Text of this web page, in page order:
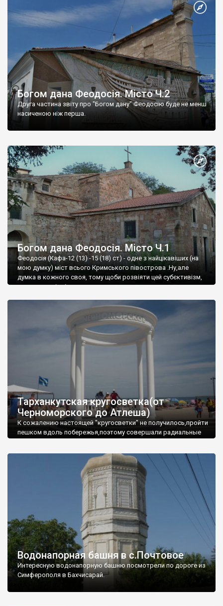
Богом дана Феодосія. Місто Ч.2
Друга частина звіту про "Богом дану" Феодосію буде не менш
насиченою ніж перша.
Богом дана Феодосія. Місто Ч.1
Феодосія (Кафа-12 (13) -15 (18) ст) - одне з найцікавіших (на
мою думку) міст всього Кримського півострова .Ну,але
думка в кожного своя, тому щоби розвіяти цей субєктивізм,
запрошую відвідати це
Тарханкутская кругосветка(от
Черноморского до Атлеша)
К сожалению настоящей "кругосветки" не получилось,пройти
пешком вдоль побережья,поэтому совершали радиальные
Водонапорная башня в с.Почтовое
Интересную водонапорную башню посмотрели по дороге из
Симферополя в Бахчисарай.